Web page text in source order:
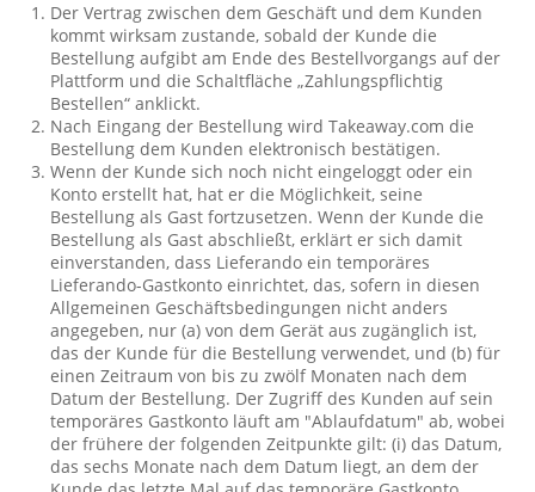
Der Vertrag zwischen dem Geschäft und dem Kunden
kommt wirksam zustande, sobald der Kunde die
Bestellung aufgibt am Ende des Bestellvorgangs auf der
Plattform und die Schaltfläche „Zahlungspflichtig
Bestellen“ anklickt.
Nach Eingang der Bestellung wird Takeaway.com die
Bestellung dem Kunden elektronisch bestätigen.
Wenn der Kunde sich noch nicht eingeloggt oder ein
Konto erstellt hat, hat er die Möglichkeit, seine
Bestellung als Gast fortzusetzen. Wenn der Kunde die
Bestellung als Gast abschließt, erklärt er sich damit
einverstanden, dass Lieferando ein temporäres
Lieferando-Gastkonto einrichtet, das, sofern in diesen
Allgemeinen Geschäftsbedingungen nicht anders
angegeben, nur (a) von dem Gerät aus zugänglich ist,
das der Kunde für die Bestellung verwendet, und (b) für
einen Zeitraum von bis zu zwölf Monaten nach dem
Datum der Bestellung. Der Zugriff des Kunden auf sein
temporäres Gastkonto läuft am "Ablaufdatum" ab, wobei
der frühere der folgenden Zeitpunkte gilt: (i) das Datum,
das sechs Monate nach dem Datum liegt, an dem der